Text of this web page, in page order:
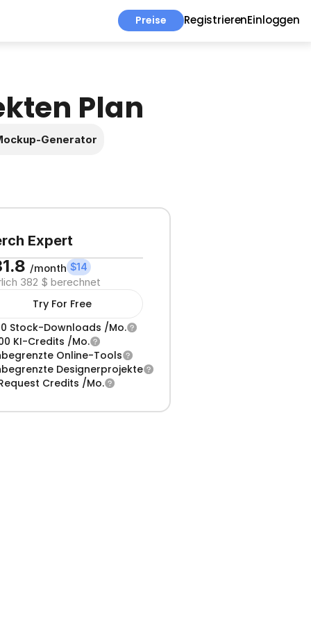
Preise RegistrierenEinloggen
Plan
Generator
Expert
/month $14
382 $ berechnet
Try For Free
Stock-Downloads /Mo.
KI-Credits /Mo.
Online-Tools
Designerprojekte
Credits /Mo.